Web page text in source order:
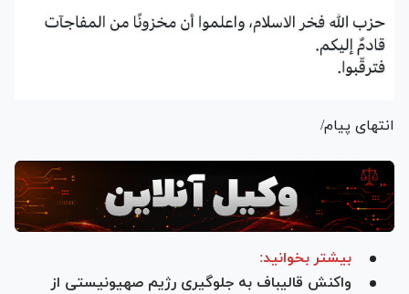
انتهای پیام/
بیشتر بخوانید:
واکنش قالیباف به جلوگیری رژیم صهیونیستی از